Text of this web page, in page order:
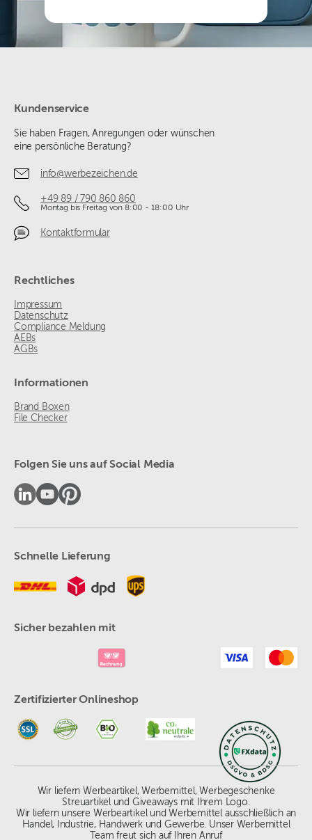
Kundenservice
Sie haben Fragen, Anregungen oder wünschen
eine persönliche Beratung?
info@werbezeichen.de
+49 89 / 790 860 860
Montag bis Freitag von 8:00 - 18:00 Uhr
Kontaktformular
Rechtliches
Impressum
Datenschutz
Compliance Meldung
AEBs
AGBs
Informationen
Brand Boxen
File Checker
Folgen Sie uns auf Social Media
Schnelle Lieferung
Sicher bezahlen mit
Zertifizierter Onlineshop
Wir liefern Werbeartikel, Werbemittel, Werbegeschenke
Streuartikel und Giveaways mit Ihrem Logo.
Wir liefern unsere Werbeartikel und Werbemittel ausschließlich an
Handel, Industrie, Handwerk und Gewerbe. Unser Werbemittel
Team freut sich auf Ihren Anruf